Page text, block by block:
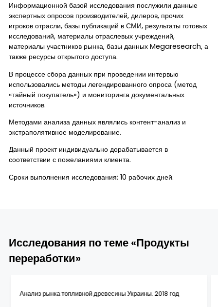
Информационной базой исследования послужили данные
экспертных опросов производителей, дилеров, прочих
игроков отрасли, базы публикаций в СМИ, результаты готовых
исследований, материалы отраслевых учреждений,
материалы участников рынка, базы данных Megaresearch, а
также ресурсы открытого доступа.
В процессе сбора данных при проведении интервью
использовались методы легендированного опроса (метод
«тайный покупатель») и мониторинга документальных
источников.
Методами анализа данных являлись контент-анализ и
экстраполятивное моделирование.
Данный проект индивидуально дорабатывается в
соответствии с пожеланиями клиента.
Сроки выполнения исследования: 10 рабочих дней.
Исследования по теме «Продукты
переработки»
Анализ рынка топливной древесины Украины. 2018 год